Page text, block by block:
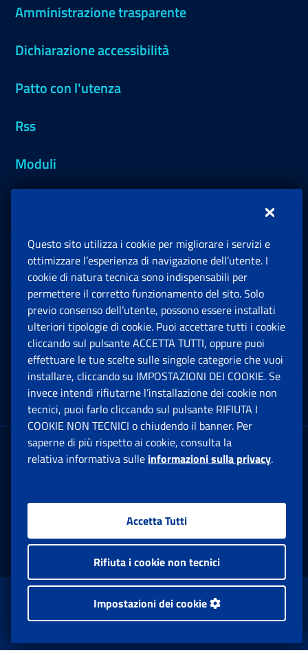
Amministrazione trasparente
Dichiarazione accessibilità
Patto con l'utenza
Rss
Moduli
Sedi e Contatti
Software
Note Legali
App mobile
Sede Legale : Via Ciro il Grande, 21
00144 Roma
Facebook: Apre una nuova finestra
Twitter: Apre una nuova finestra
Whatsapp: Apre una nuova
Youtube: Apre una
Instagram:
www.inps.gov.it © 1997-2026
Istituto Nazionale Previdenza Sociale.
Questo sito utilizza i cookie per migliorare i servizi e
ottimizzare l’esperienza di navigazione dell’utente. I
cookie di natura tecnica sono indispensabili per
permettere il corretto funzionamento del sito. Solo
previo consenso dell’utente, possono essere installati
ulteriori tipologie di cookie. Puoi accettare tutti i cookie
cliccando sul pulsante ACCETTA TUTTI, oppure puoi
effettuare le tue scelte sulle singole categorie che vuoi
installare, cliccando su IMPOSTAZIONI DEI COOKIE. Se
invece intendi rifiutarne l’installazione dei cookie non
tecnici, puoi farlo cliccando sul pulsante RIFIUTA I
COOKIE NON TECNICI o chiudendo il banner. Per
saperne di più rispetto ai cookie, consulta la
relativa informativa sulle informazioni sulla privacy.
Accetta Tutti
Rifiuta i cookie non tecnici
Impostazioni dei cookie